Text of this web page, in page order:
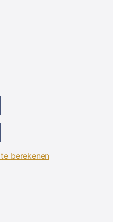
berekenen